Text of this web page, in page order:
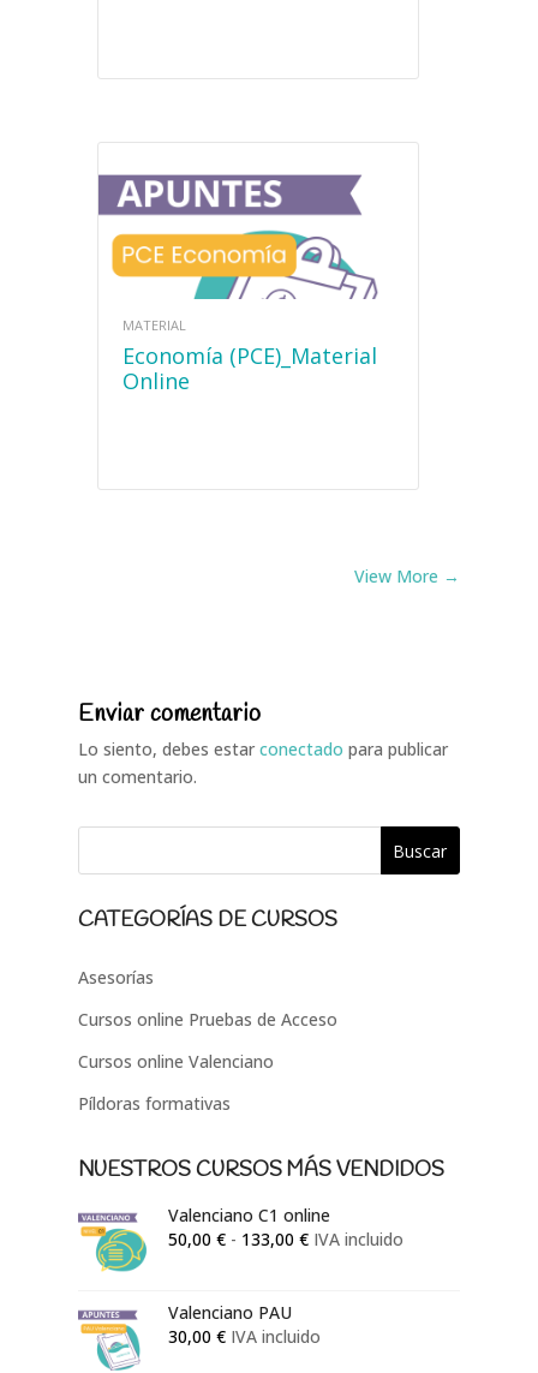
MATERIAL
Economía (PCE)_Material
Online
View More →
Enviar comentario
Lo siento, debes estar conectado para publicar
un comentario.
CATEGORÍAS DE CURSOS
Asesorías
Cursos online Pruebas de Acceso
Cursos online Valenciano
Píldoras formativas
NUESTROS CURSOS MÁS VENDIDOS
Valenciano C1 online
50,00 € - 133,00 €Rango
50,00 €
IVA incluido
Valenciano PAU
30,00 € IVA incluido